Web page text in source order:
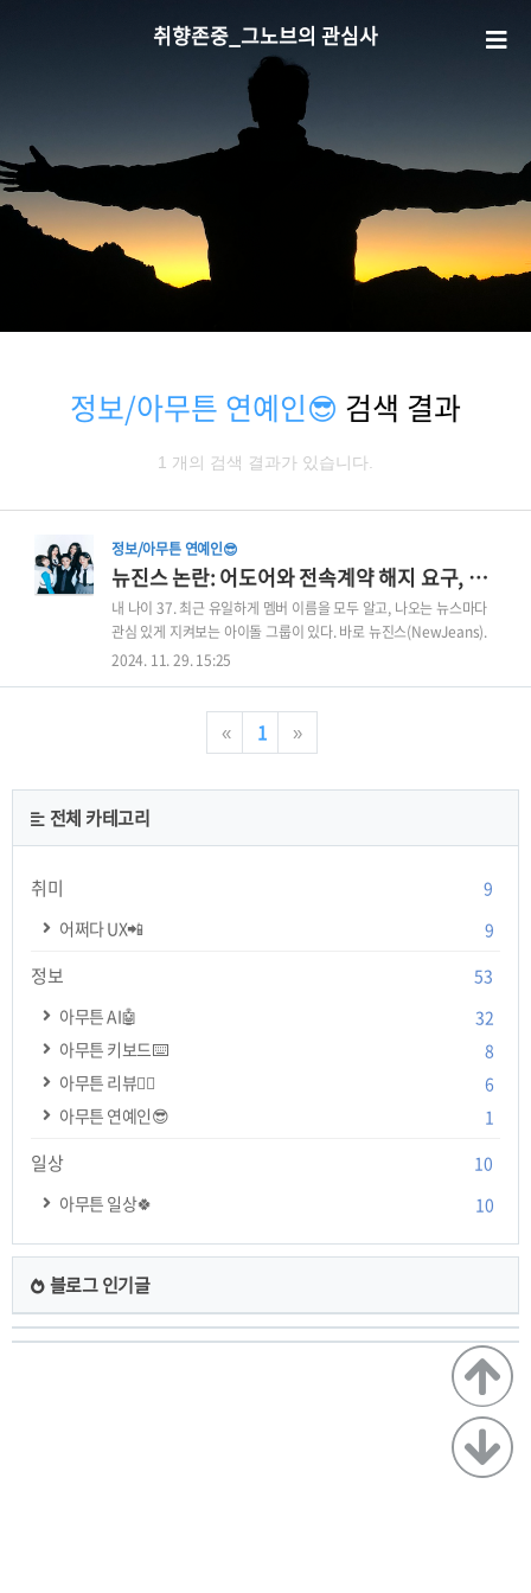
취향존중_그노브의 관심사
정보/아무튼 연예인😎 검색 결과
1 개의 검색 결과가 있습니다.
정보/아무튼 연예인😎
뉴진스 논란: 어도어와 전속계약 해지 요구, 갈등의 전말
내 나이 37. 최근 유일하게 멤버 이름을 모두 알고, 나오는 뉴스마다
관심 있게 지켜보는 아이돌 그룹이 있다. 바로 뉴진스(NewJeans).
('버니즈'에 가입할까 고민 중ㅋ) 데뷔 이후 독창적인 음악과 콘셉트
스가 떠서 이렇게 글을 써보기로 했다. 뉴진스와 소속사 어도어
(ADOR) 간의 전속계약 해지 요구가 K-팝 업계에서 뜨거운 이슈로 떠
사건으로 인해 대중의 이목을 집중시키고 있다. 이번 글에서는 사건
의 배경, 주요 쟁점, 팬들의 반응, 그리고 앞으로의 전망을 정리해 본
다. 1. 갈등의 배경: 전속계약 ..
2024. 11. 29. 15:25
« 1 »
전체 카테고리
취미
9
어쩌다 UX📲
9
정보
53
아무튼 AI🤖
32
아무튼 키보드⌨️
8
아무튼 리뷰✍🏻
6
아무튼 연예인😎
1
일상
10
아무튼 일상🍀
10
블로그 인기글